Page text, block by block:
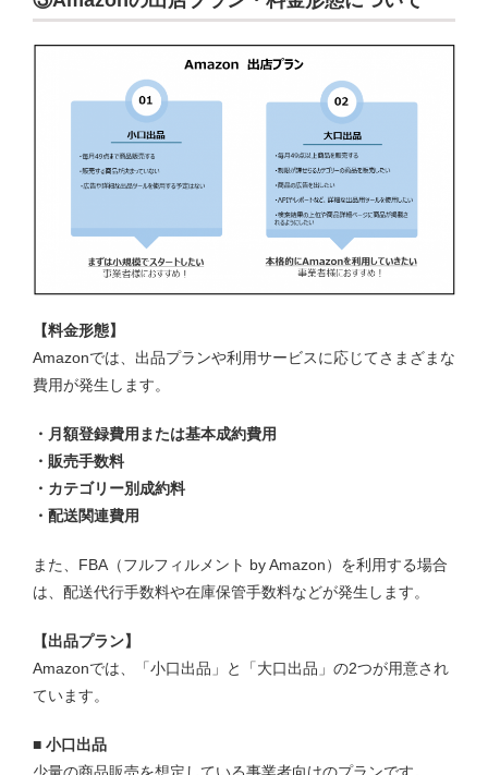
【料金形態】
Amazonでは、出品プランや利用サービスに応じてさまざまな
費用が発生します。
・月額登録費用または基本成約費用
・販売手数料
・カテゴリー別成約料
・配送関連費用
また、FBA（フルフィルメント by Amazon）を利用する場合
は、配送代行手数料や在庫保管手数料などが発生します。
【出品プラン】
Amazonでは、「小口出品」と「大口出品」の2つが用意され
ています。
■ 小口出品
少量の商品販売を想定している事業者向けのプランです。